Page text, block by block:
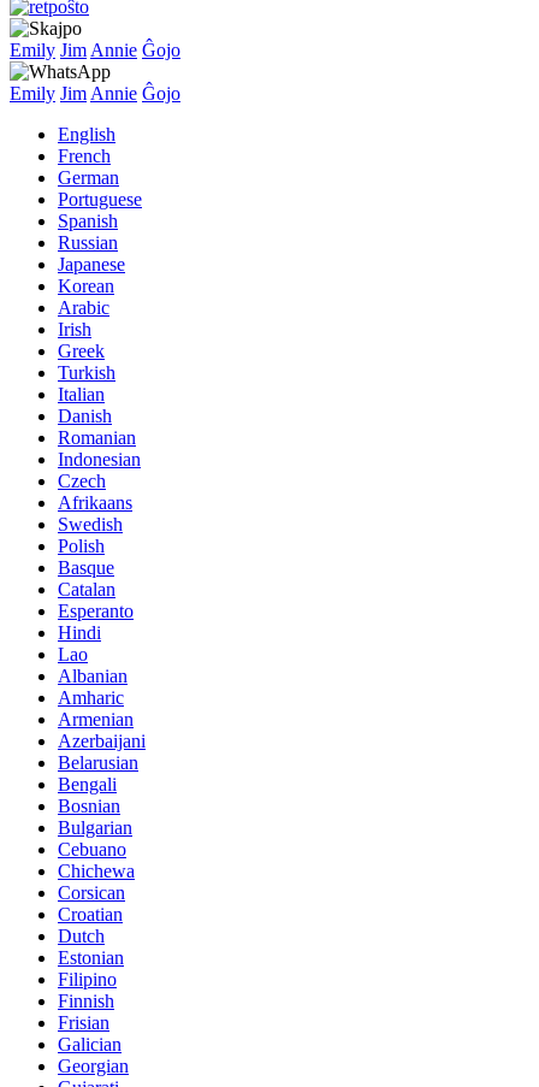
Emily Jim Annie Ĝojo
Emily Jim Annie Ĝojo
English
French
German
Portuguese
Spanish
Russian
Japanese
Korean
Arabic
Irish
Greek
Turkish
Italian
Danish
Romanian
Indonesian
Czech
Afrikaans
Swedish
Polish
Basque
Catalan
Esperanto
Hindi
Lao
Albanian
Amharic
Armenian
Azerbaijani
Belarusian
Bengali
Bosnian
Bulgarian
Cebuano
Chichewa
Corsican
Croatian
Dutch
Estonian
Filipino
Finnish
Frisian
Galician
Georgian